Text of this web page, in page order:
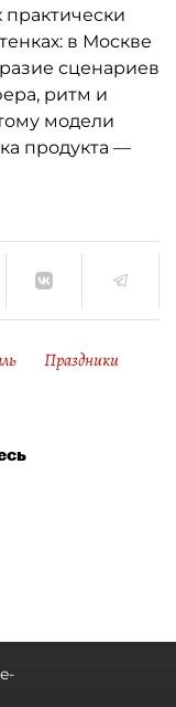
практически
в Москве
сценариев
ритм и
модели
продукта —
Праздники